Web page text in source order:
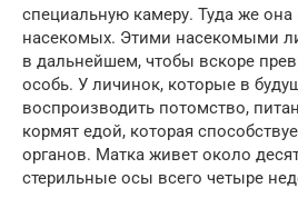
специальную камеру. Туда же
насекомых. Этими насекомыми
в дальнейшем, чтобы вскоре
особь. У личинок, которые в
воспроизводить потомство,
кормят едой, которая
органов. Матка живет около
стерильные осы всего четыре